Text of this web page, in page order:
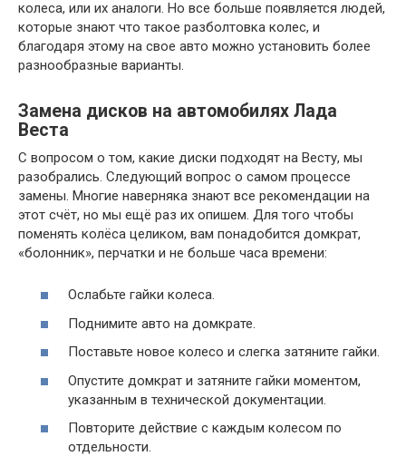
колеса, или их аналоги. Но все больше появляется людей,
которые знают что такое разболтовка колес, и
благодаря этому на свое авто можно установить более
разнообразные варианты.
Замена дисков на автомобилях Лада
Веста
С вопросом о том, какие диски подходят на Весту, мы
разобрались. Следующий вопрос о самом процессе
замены. Многие наверняка знают все рекомендации на
этот счёт, но мы ещё раз их опишем. Для того чтобы
поменять колёса целиком, вам понадобится домкрат,
«болонник», перчатки и не больше часа времени:
Ослабьте гайки колеса.
Поднимите авто на домкрате.
Поставьте новое колесо и слегка затяните гайки.
Опустите домкрат и затяните гайки моментом,
указанным в технической документации.
Повторите действие с каждым колесом по
отдельности.